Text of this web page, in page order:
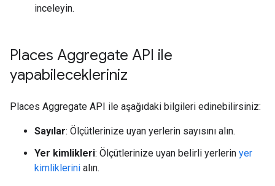
inceleyin.
Places Aggregate API ile
yapabilecekleriniz
Places Aggregate API ile aşağıdaki bilgileri edinebilirsiniz:
Sayılar: Ölçütlerinize uyan yerlerin sayısını alın.
Yer kimlikleri: Ölçütlerinize uyan belirli yerlerin yer
kimliklerini alın.